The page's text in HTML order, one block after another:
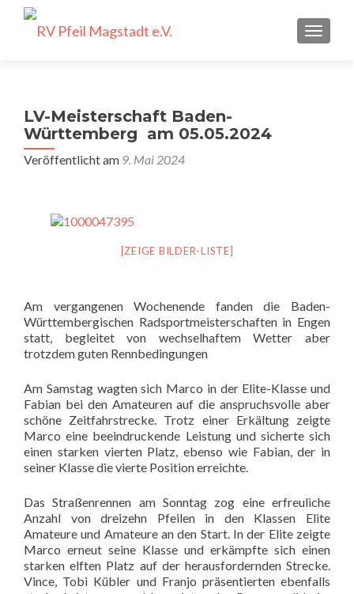
LV-Meisterschaft Baden-
Württemberg am 05.05.2024
Veröffentlicht am 9. Mai 2024
[ZEIGE BILDER-LISTE]
Am vergangenen Wochenende fanden die Baden-
Württembergischen Radsportmeisterschaften in Engen
statt, begleitet von wechselhaftem Wetter aber
trotzdem guten Rennbedingungen
Am Samstag wagten sich Marco in der Elite-Klasse und
Fabian bei den Amateuren auf die anspruchsvolle aber
schöne Zeitfahrstrecke. Trotz einer Erkältung zeigte
Marco eine beeindruckende Leistung und sicherte sich
einen starken vierten Platz, ebenso wie Fabian, der in
seiner Klasse die vierte Position erreichte.
Das Straßenrennen am Sonntag zog eine erfreuliche
Anzahl von dreizehn Pfeilen in den Klassen Elite
Amateure und Amateure an den Start. In der Elite zeigte
Marco erneut seine Klasse und erkämpfte sich einen
starken elften Platz auf der herausfordernden Strecke.
Vince, Tobi Kübler und Franjo präsentierten ebenfalls